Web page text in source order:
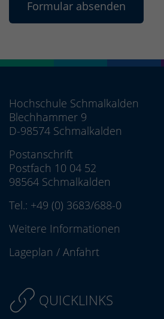
Hochschule Schmalkalden
Blechhammer 9
D-98574 Schmalkalden
Postanschrift
Postfach 10 04 52
98564 Schmalkalden
Tel.: +49 (0) 3683/688-0
Weitere Informationen
Lageplan / Anfahrt
QUICKLINKS